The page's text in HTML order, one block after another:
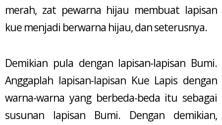
merah, zat pewarna hijau membuat lapisan
kue menjadi berwarna hijau, dan seterusnya.
Demikian pula dengan lapisan-lapisan Bumi.
Anggaplah lapisan-lapisan Kue Lapis dengan
warna-warna yang berbeda-beda itu sebagai
susunan lapisan Bumi. Dengan demikian,